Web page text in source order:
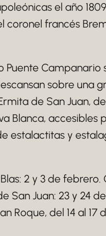
el año
coronel francés
Puente Campanario
sobre una
de San Juan,
Blanca, accesibles
estalactitas y
2 y 3 de febrero.
San Juan: 23 y 24
Roque, del 14 al 17